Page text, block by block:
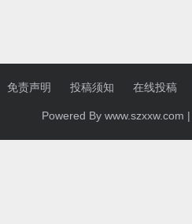
免责声明 投稿须知 在线投稿
Powered By www.szxxw.com |